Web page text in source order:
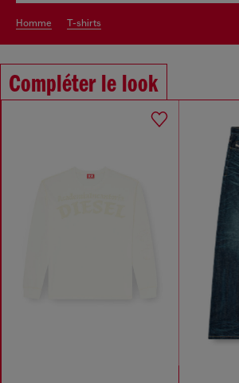
homme t-shirts
Compléter le look